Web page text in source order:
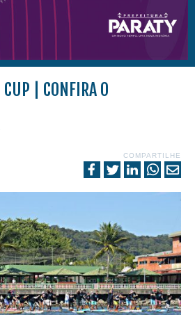
| CONFIRA O
COMPARTILHE